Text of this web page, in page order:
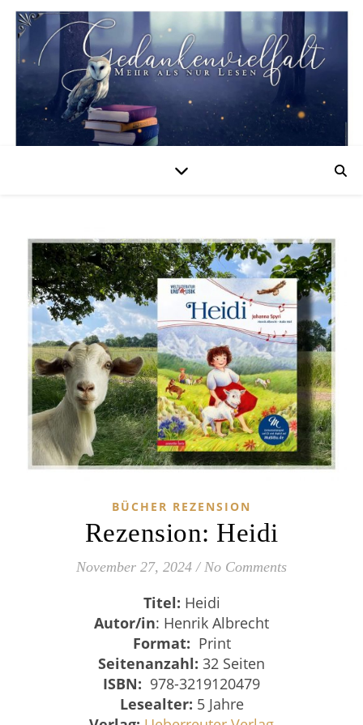
BÜCHER REZENSION
Rezension: Heidi
November 27, 2024 / No Comments
Titel: Heidi
Autor/in: Henrik Albrecht
Format: Print
Seitenanzahl: 32 Seiten
ISBN: ‎ 978-3219120479
Lesealter: 5 Jahre